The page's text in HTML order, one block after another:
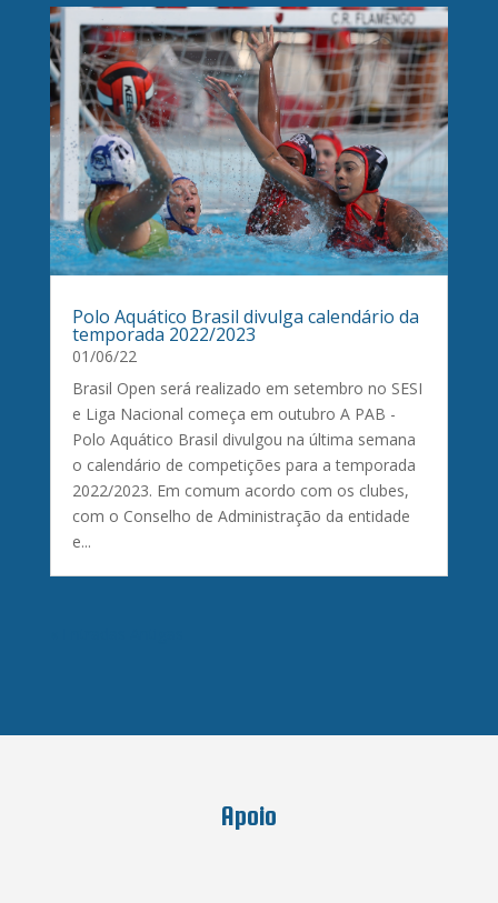
Polo Aquático Brasil divulga calendário da
temporada 2022/2023
01/06/22
Brasil Open será realizado em setembro no SESI
e Liga Nacional começa em outubro A PAB -
Polo Aquático Brasil divulgou na última semana
o calendário de competições para a temporada
2022/2023. Em comum acordo com os clubes,
com o Conselho de Administração da entidade
e...
Apoio